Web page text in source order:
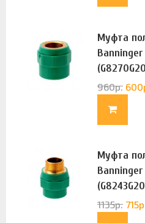
Муфта
960р. 600
Муфта
1135р. 715